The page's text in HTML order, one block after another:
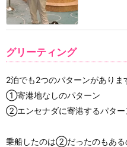
グリーティング
2泊でも2つのパターンがありま
①寄港地なしのパターン
②エンセナダに寄港するパター
乗船したのは②だったのもある